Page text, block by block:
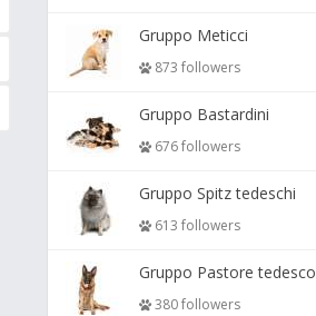
Gruppo Meticci
873 followers
Gruppo Bastardini
676 followers
Gruppo Spitz tedeschi
613 followers
Gruppo Pastore tedesco
380 followers